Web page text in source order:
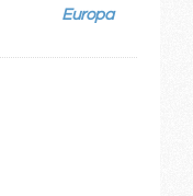
Europa